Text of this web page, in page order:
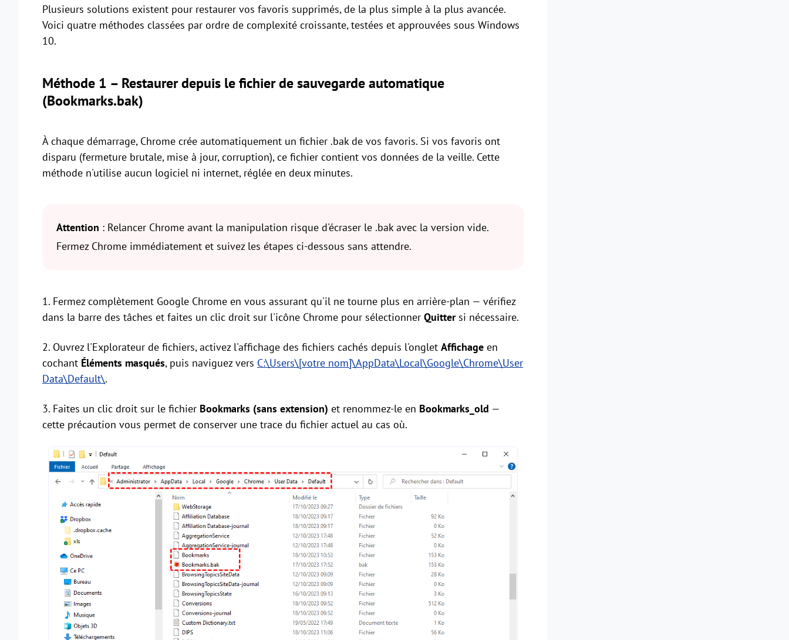
Plusieurs solutions existent pour restaurer vos favoris supprimés, de la plus simple à la plus avancée.
Voici quatre méthodes classées par ordre de complexité croissante, testées et approuvées sous Windows
10.
Méthode 1 – Restaurer depuis le fichier de sauvegarde automatique
(Bookmarks.bak)
À chaque démarrage, Chrome crée automatiquement un fichier .bak de vos favoris. Si vos favoris ont
disparu (fermeture brutale, mise à jour, corruption), ce fichier contient vos données de la veille. Cette
méthode n'utilise aucun logiciel ni internet, réglée en deux minutes.
Attention : Relancer Chrome avant la manipulation risque d'écraser le .bak avec la version vide.
Fermez Chrome immédiatement et suivez les étapes ci-dessous sans attendre.
1. Fermez complètement Google Chrome en vous assurant qu'il ne tourne plus en arrière-plan — vérifiez
dans la barre des tâches et faites un clic droit sur l'icône Chrome pour sélectionner Quittersi nécessaire.
2. Ouvrez l'Explorateur de fichiers, activez l'affichage des fichiers cachés depuis l'onglet Affichage en
cochant Éléments masqués, puis naviguez vers C:\Users\[votre nom]\AppData\Local\Google\Chrome\User
Data\Default\.
3. Faites un clic droit sur le fichier Bookmarks (sans extension) et renommez-le en Bookmarks_old —
cette précaution vous permet de conserver une trace du fichier actuel au cas où.